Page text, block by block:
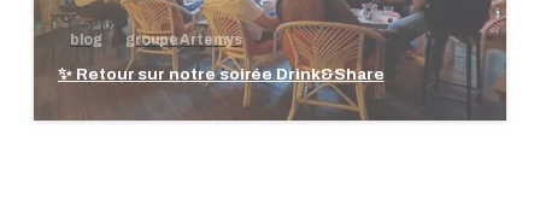
blog groupe Artemys
✨ Retour sur notre soirée Drink&Share